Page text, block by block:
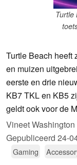
Turtle
Turtle Beach heeft
en muizen
eerste en drie
KB7 TKL en KB5
geldt ook voor de
Vineet Washington
Gepubliceerd 24-
Gaming